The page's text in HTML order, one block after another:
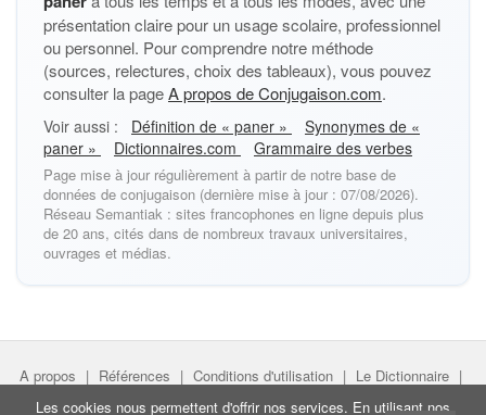
présentation claire pour un usage scolaire, professionnel
ou personnel. Pour comprendre notre méthode
(sources, relectures, choix des tableaux), vous pouvez
consulter la pageA propos de Conjugaison.com.
Voir aussi : Définition de « paner »
Synonymes de «
paner »
Dictionnaires.com Grammaire des verbes
Page mise à jour régulièrement à partir de notre base de
données de conjugaison (dernière mise à jour : 07/08/2026).
Réseau Semantiak : sites francophones en ligne depuis plus
de 20 ans, cités dans de nombreux travaux universitaires,
ouvrages et médias.
A propos | Références | Conditions d'utilisation | Le Dictionnaire |
Faire un lien | Liens utiles
Les cookies nous permettent d'offrir nos services. En utilisant nos